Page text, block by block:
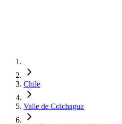
Chile
Valle de Colchagua